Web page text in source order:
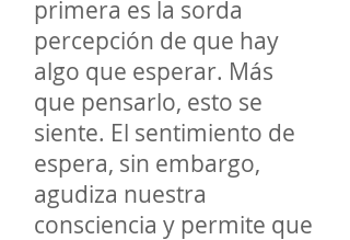
primera es la sorda
percepción de que hay
algo que esperar. Más
que pensarlo, esto se
siente. El sentimiento de
espera, sin embargo,
agudiza nuestra
consciencia y permite que